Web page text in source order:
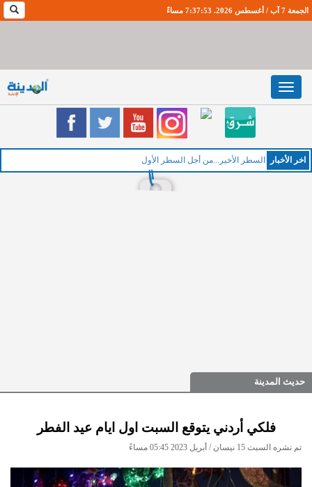
الجمعة 7 آب / أغسطس 2026. 7:37:54 مساءً
Toggle
navigation
اخر اﻷخبار السطر الأخير...من أجل السطر الأول
حديث المدينة
فلكي أردني يتوقع السبت اول ايام عيد الفطر
تم نشره السبت 15 نيسان / أبريل 2023 05:45 مساءً